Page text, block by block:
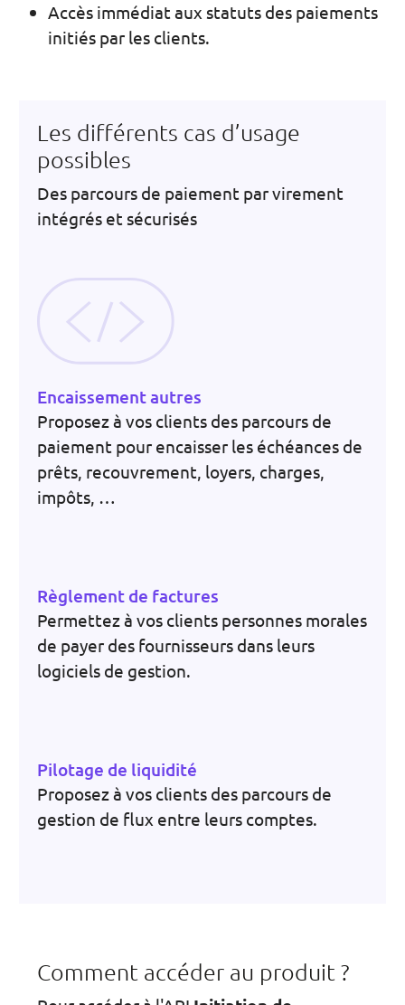
Accès immédiat aux statuts des paiements
initiés par les clients.
Les différents cas d’usage
possibles
Des parcours de paiement par virement
intégrés et sécurisés
Encaissement autres
Proposez à vos clients des parcours de
paiement pour encaisser les échéances de
prêts, recouvrement, loyers, charges,
impôts, …
Règlement de factures
Permettez à vos clients personnes morales
de payer des fournisseurs dans leurs
logiciels de gestion.
Pilotage de liquidité
Proposez à vos clients des parcours de
gestion de flux entre leurs comptes.
Comment accéder au produit ?